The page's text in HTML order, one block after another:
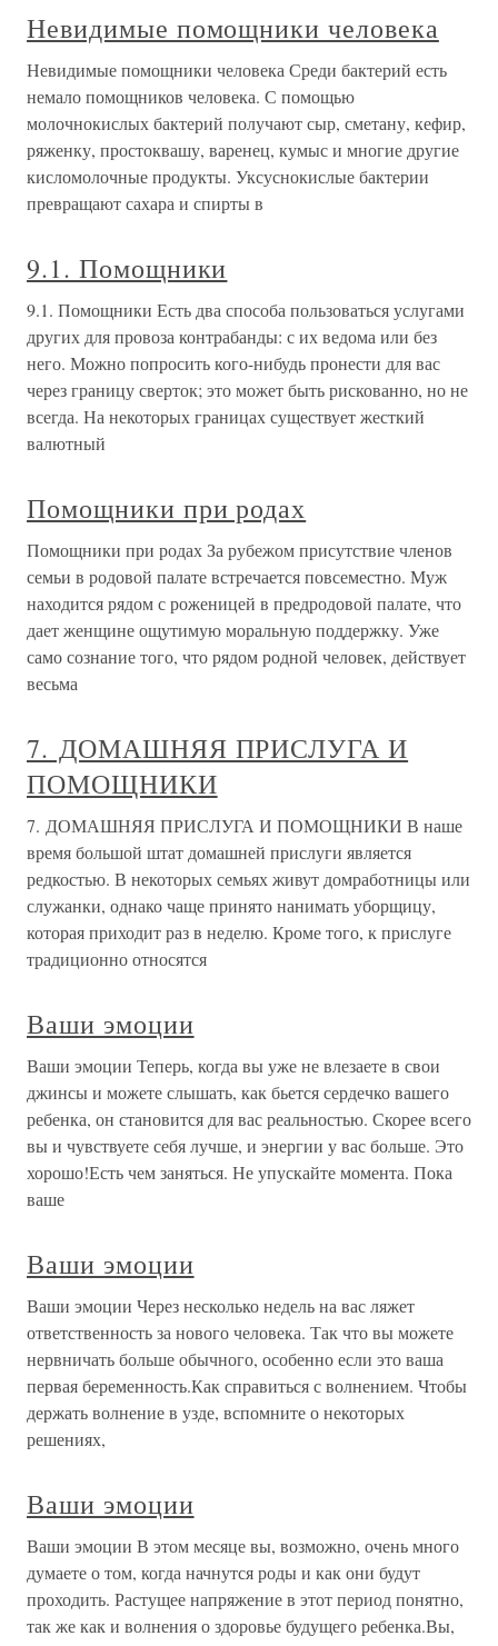
Невидимые помощники человека
Невидимые помощники человека Среди бактерий есть
немало помощников человека. С помощью
молочнокислых бактерий получают сыр, сметану, кефир,
ряженку, простоквашу, варенец, кумыс и многие другие
кисломолочные продукты. Уксуснокислые бактерии
превращают сахара и спирты в
9.1. Помощники
9.1. Помощники Есть два способа пользоваться услугами
других для провоза контрабанды: с их ведома или без
него. Можно попросить кого-нибудь пронести для вас
через границу сверток; это может быть рискованно, но не
всегда. На некоторых границах существует жесткий
валютный
Помощники при родах
Помощники при родах За рубежом присутствие членов
семьи в родовой палате встречается повсеместно. Муж
находится рядом с роженицей в предродовой палате, что
дает женщине ощутимую моральную поддержку. Уже
само сознание того, что рядом родной человек, действует
весьма
7. ДОМАШНЯЯ ПРИСЛУГА И
ПОМОЩНИКИ
7. ДОМАШНЯЯ ПРИСЛУГА И ПОМОЩНИКИ В наше
время большой штат домашней прислуги является
редкостью. В некоторых семьях живут домработницы или
служанки, однако чаще принято нанимать уборщицу,
которая приходит раз в неделю. Кроме того, к прислуге
традиционно относятся
Ваши эмоции
Ваши эмоции Теперь, когда вы уже не влезаете в свои
джинсы и можете слышать, как бьется сердечко вашего
ребенка, он становится для вас реальностью. Скорее всего
вы и чувствуете себя лучше, и энергии у вас больше. Это
хорошо!Есть чем заняться. Не упускайте момента. Пока
ваше
Ваши эмоции
Ваши эмоции Через несколько недель на вас ляжет
ответственность за нового человека. Так что вы можете
нервничать больше обычного, особенно если это ваша
первая беременность.Как справиться с волнением. Чтобы
держать волнение в узде, вспомните о некоторых
решениях,
Ваши эмоции
Ваши эмоции В этом месяце вы, возможно, очень много
думаете о том, когда начнутся роды и как они будут
проходить. Растущее напряжение в этот период понятно,
так же как и волнения о здоровье будущего ребенка.Вы,